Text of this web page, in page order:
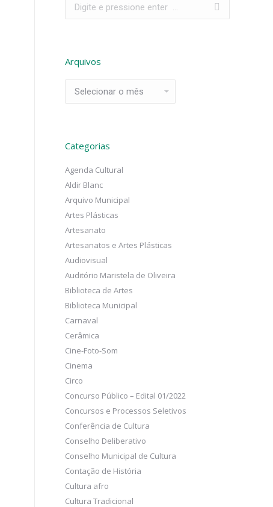
Arquivos
Categorias
Agenda Cultural
Aldir Blanc
Arquivo Municipal
Artes Plásticas
Artesanato
Artesanatos e Artes Plásticas
Audiovisual
Auditório Maristela de Oliveira
Biblioteca de Artes
Biblioteca Municipal
Carnaval
Cerâmica
Cine-Foto-Som
Cinema
Circo
Concurso Público – Edital 01/2022
Concursos e Processos Seletivos
Conferência de Cultura
Conselho Deliberativo
Conselho Municipal de Cultura
Contação de História
Cultura afro
Cultura Tradicional